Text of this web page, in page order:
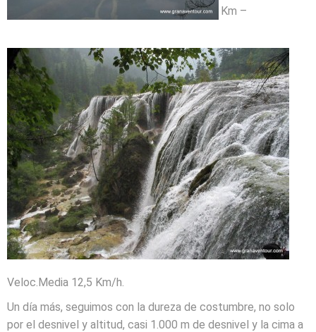
Km –
Veloc.Media 12,5 Km/h.
Un día más, seguimos con la dureza de costumbre, no solo
por el desnivel y altitud, casi 1.000 m de desnivel y la cima a